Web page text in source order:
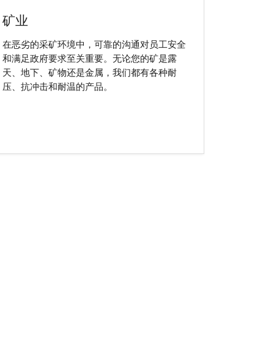
矿业
在恶劣的采矿环境中，可靠的沟通对员工安全
和满足政府要求至关重要。无论您的矿是露
天、地下、矿物还是金属，我们都有各种耐
压、抗冲击和耐温的产品。